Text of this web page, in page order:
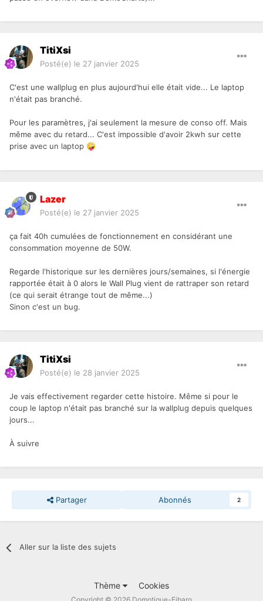
TitiXsi
Posté(e) le 27 janvier 2025
C'est une wallplug en plus aujourd'hui elle était vide... Le laptop
n'était pas branché.
Pour les paramètres, j'ai seulement la mesure de conso off. Mais
même avec du retard... C'est impossible d'avoir 2kwh sur cette
prise avec un laptop 🤪
Lazer
Posté(e) le 27 janvier 2025
ça fait 40h cumulées de fonctionnement en considérant une
consommation moyenne de 50W.
Regarde l'historique sur les dernières jours/semaines, si l'énergie
rapportée était à 0 alors le Wall Plug vient de rattraper son retard
(ce qui serait étrange tout de même...)
Sinon c'est un bug.
TitiXsi
Posté(e) le 28 janvier 2025
Je vais effectivement regarder cette histoire. Même si pour le
coup le laptop n'était pas branché sur la wallplug depuis quelques
jours...
À suivre
Partager Abonnés 2
Aller sur la liste des sujets
Thème Cookies